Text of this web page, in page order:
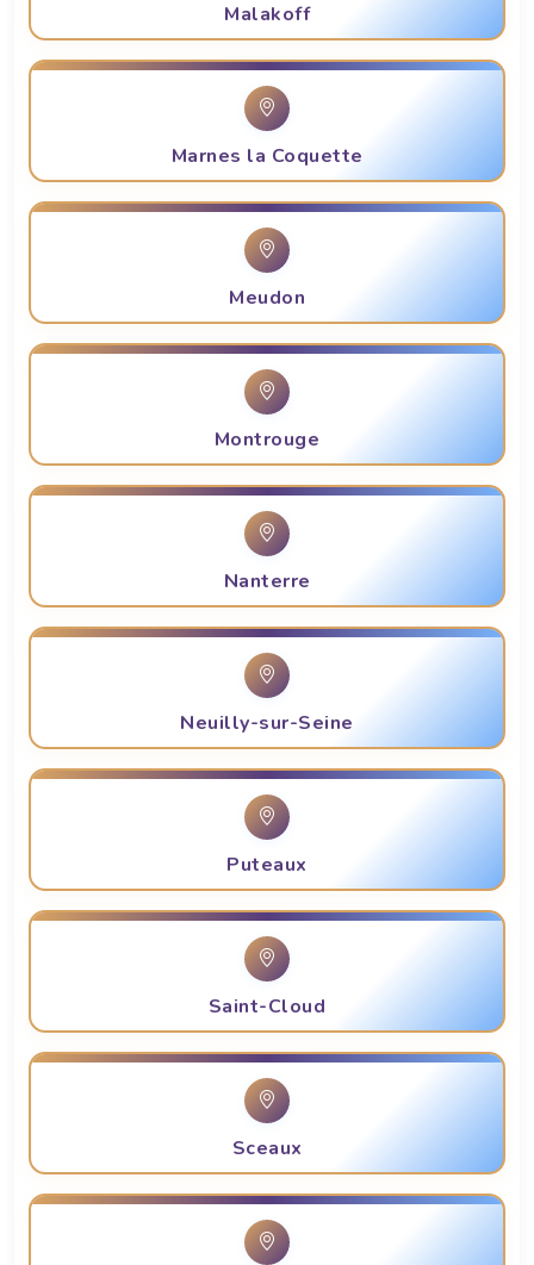
Malakoff
Marnes la Coquette
Meudon
Montrouge
Nanterre
Neuilly-sur-Seine
Puteaux
Saint-Cloud
Sceaux